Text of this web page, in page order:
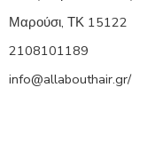
Μαρούσι, ΤΚ 15122
2108101189
info@allabouthair.gr/